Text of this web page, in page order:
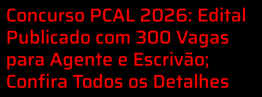
Concurso PCAL 2026: Edital
Publicado com 300 Vagas
para Agente e Escrivão;
Confira Todos os Detalhes